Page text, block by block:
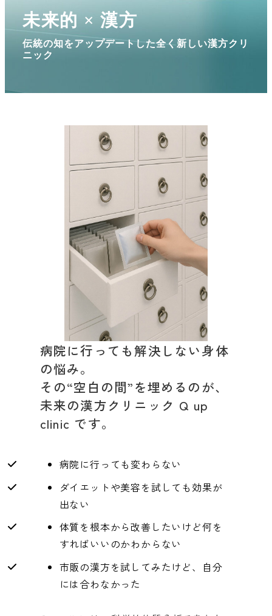
未来的 × 漢方
伝統の知をアップデートした全く新しい漢方クリ
ニック
病院に行っても解決しない身体
の悩み。
その“空白の間”を埋めるのが、
未来の漢方クリニック Q up
clinic です。
病院に行っても変わらない
ダイエットや美容を試しても効果が
出ない
体質を根本から改善したいけど何を
すればいいのかわからない
市販の漢方を試してみたけど、自分
には合わなかった